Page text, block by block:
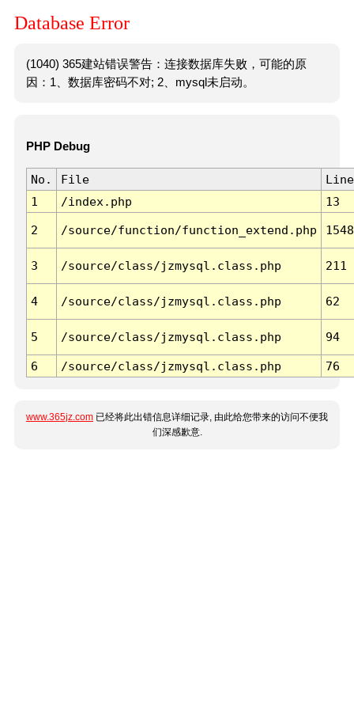
Database Error
(1040) 365建站错误警告：连接数据库失败，可能的原
因：1、数据库密码不对; 2、mysql未启动。
PHP Debug
No. File
Line
1
/index.php 13
2 /source/function/function_extend.php 1548
3 /source/class/jzmysql.class.php 211
4 /source/class/jzmysql.class.php 62
5 /source/class/jzmysql.class.php 94
6 /source/class/jzmysql.class.php 76
www.365jz.com 已经将此出错信息详细记录, 由此给您带来的访问不便我
们深感歉意.